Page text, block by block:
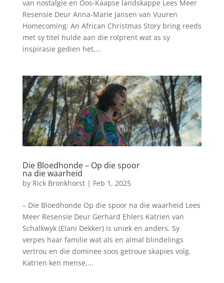
van nostalgie en Oos-Kaapse landskappe Lees Meer
Resensie Deur Anna-Marie Jansen van Vuuren
Homecoming: An African Christmas Story bring reeds
met sy titel hulde aan die rolprent wat as sy
inspirasie gedien het,...
Die Bloedhonde – Op die spoor
na die waarheid
by Rick Bronkhorst| Feb 1, 2025
– Die Bloedhonde Op die spoor na die waarheid Lees
Meer Resensie Deur Gerhard Ehlers Katrien van
Schalkwyk (Elani Dekker) is uniek en anders. Sy
verpes haar familie wat als en almal blindelings
vertrou en die dominee soos getroue skapies volg.
Katrien ken mense,...